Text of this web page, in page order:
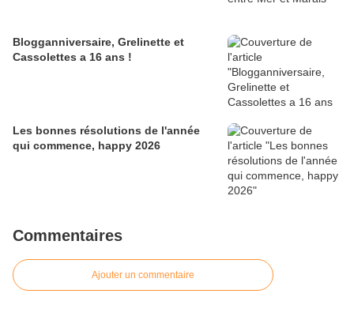
Blogganniversaire, Grelinette et
Cassolettes a 16 ans !
Les bonnes résolutions de l'année
qui commence, happy 2026
Commentaires
Ajouter un commentaire